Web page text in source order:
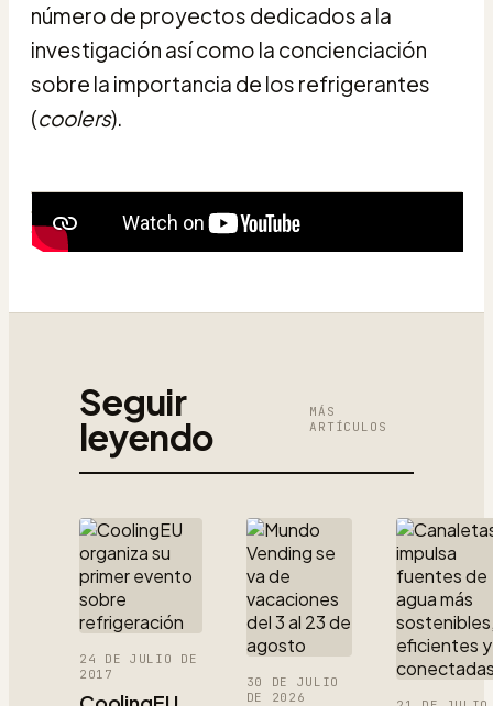
número de proyectos dedicados a la
investigación así como la concienciación
sobre la importancia de los refrigerantes
(coolers).
Seguir
leyendo
MÁS
ARTÍCULOS
24 DE JULIO DE
2017
30 DE JULIO
DE 2026